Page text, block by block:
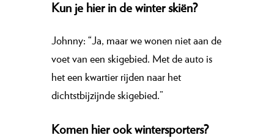
Kun je hier in de winter skiën?
Johnny: “Ja, maar we wonen niet aan de
voet van een skigebied. Met de auto is
het een kwartier rijden naar het
dichtstbijzijnde skigebied.”
Komen hier ook wintersporters?